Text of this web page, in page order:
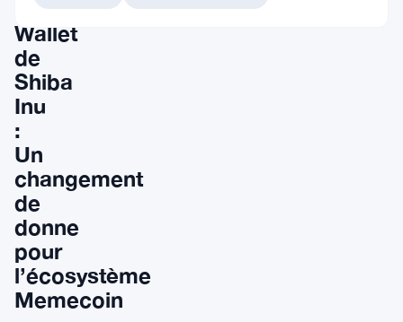
Wallet
de
Shiba
Inu
:
Un
changement
de
donne
pour
l’écosystème
Memecoin